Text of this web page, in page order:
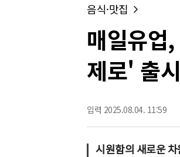
음식·맛집
매일유업
제로' 출시
입력 2025.08.04. 11:59
시원함의 새로운